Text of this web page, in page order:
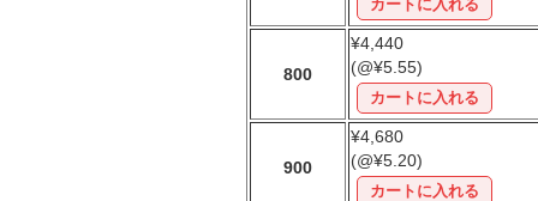
800
¥4,440
(@¥5.55)
900
¥4,680
(@¥5.20)